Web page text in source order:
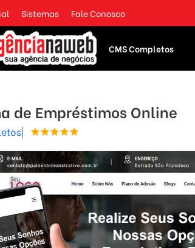
Sistemas Fale Conosco
CMS Completos
de Empréstimos Online
|